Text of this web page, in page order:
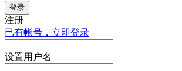
登录
注册
已有帐号，立即登录
设置用户名